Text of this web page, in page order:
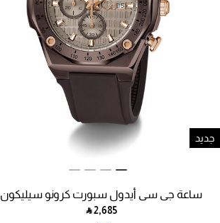
جديد
ساعة جي سي أيدول سبورت كرونو سيليكون
‎ ⃁ ⁦2,685⁩ ‎